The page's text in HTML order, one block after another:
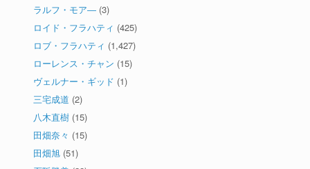
ラルフ・モア― (3)
ロイド・フラハティ (425)
ロブ・フラハティ (1,427)
ローレンス・チャン (15)
ヴェルナー・ギッド (1)
三宅成道 (2)
八木直樹 (15)
田畑奈々 (15)
田畑旭 (51)